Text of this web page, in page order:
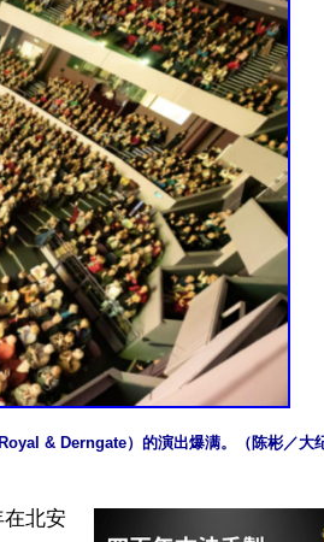
& Derngate）的演出爆满。（陈彬／大纪
在北安